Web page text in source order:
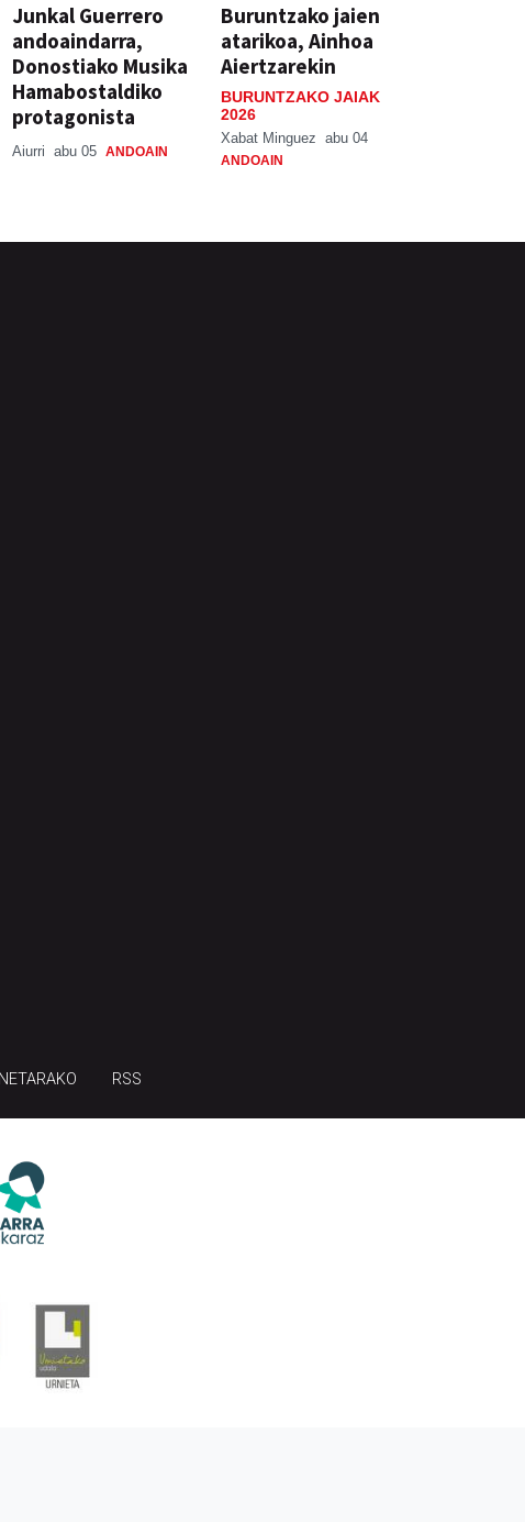
Junkal Guerrero
andoaindarra,
Donostiako Musika
Hamabostaldiko
protagonista
Aiurri abu 05 ANDOAIN
Buruntzako jaien
atarikoa, Ainhoa
Aiertzarekin
BURUNTZAKO JAIAK
2026
Xabat Minguez abu 04
ANDOAIN
RSS